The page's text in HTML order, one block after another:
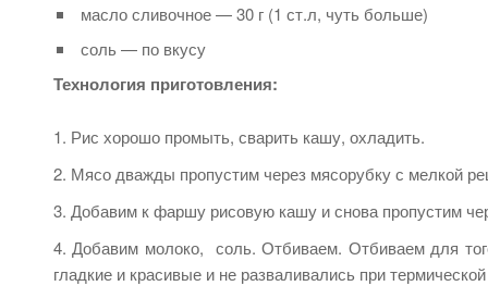
масло сливочное — 30 г (1 ст.л, чуть больше)
соль — по вкусу
Технология приготовления:
Рис хорошо промыть, сварить кашу, охладить.
Мясо дважды пропустим через мясорубку с мелкой
Добавим к фаршу рисовую кашу и снова пропустим
Добавим молоко, соль. Отбиваем. Отбиваем для
гладкие и красивые и не разваливались при